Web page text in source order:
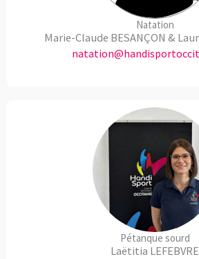
Natation
Marie-Claude BESANÇON &
Pétanque sourd
Laëtitia LEFEBVRE